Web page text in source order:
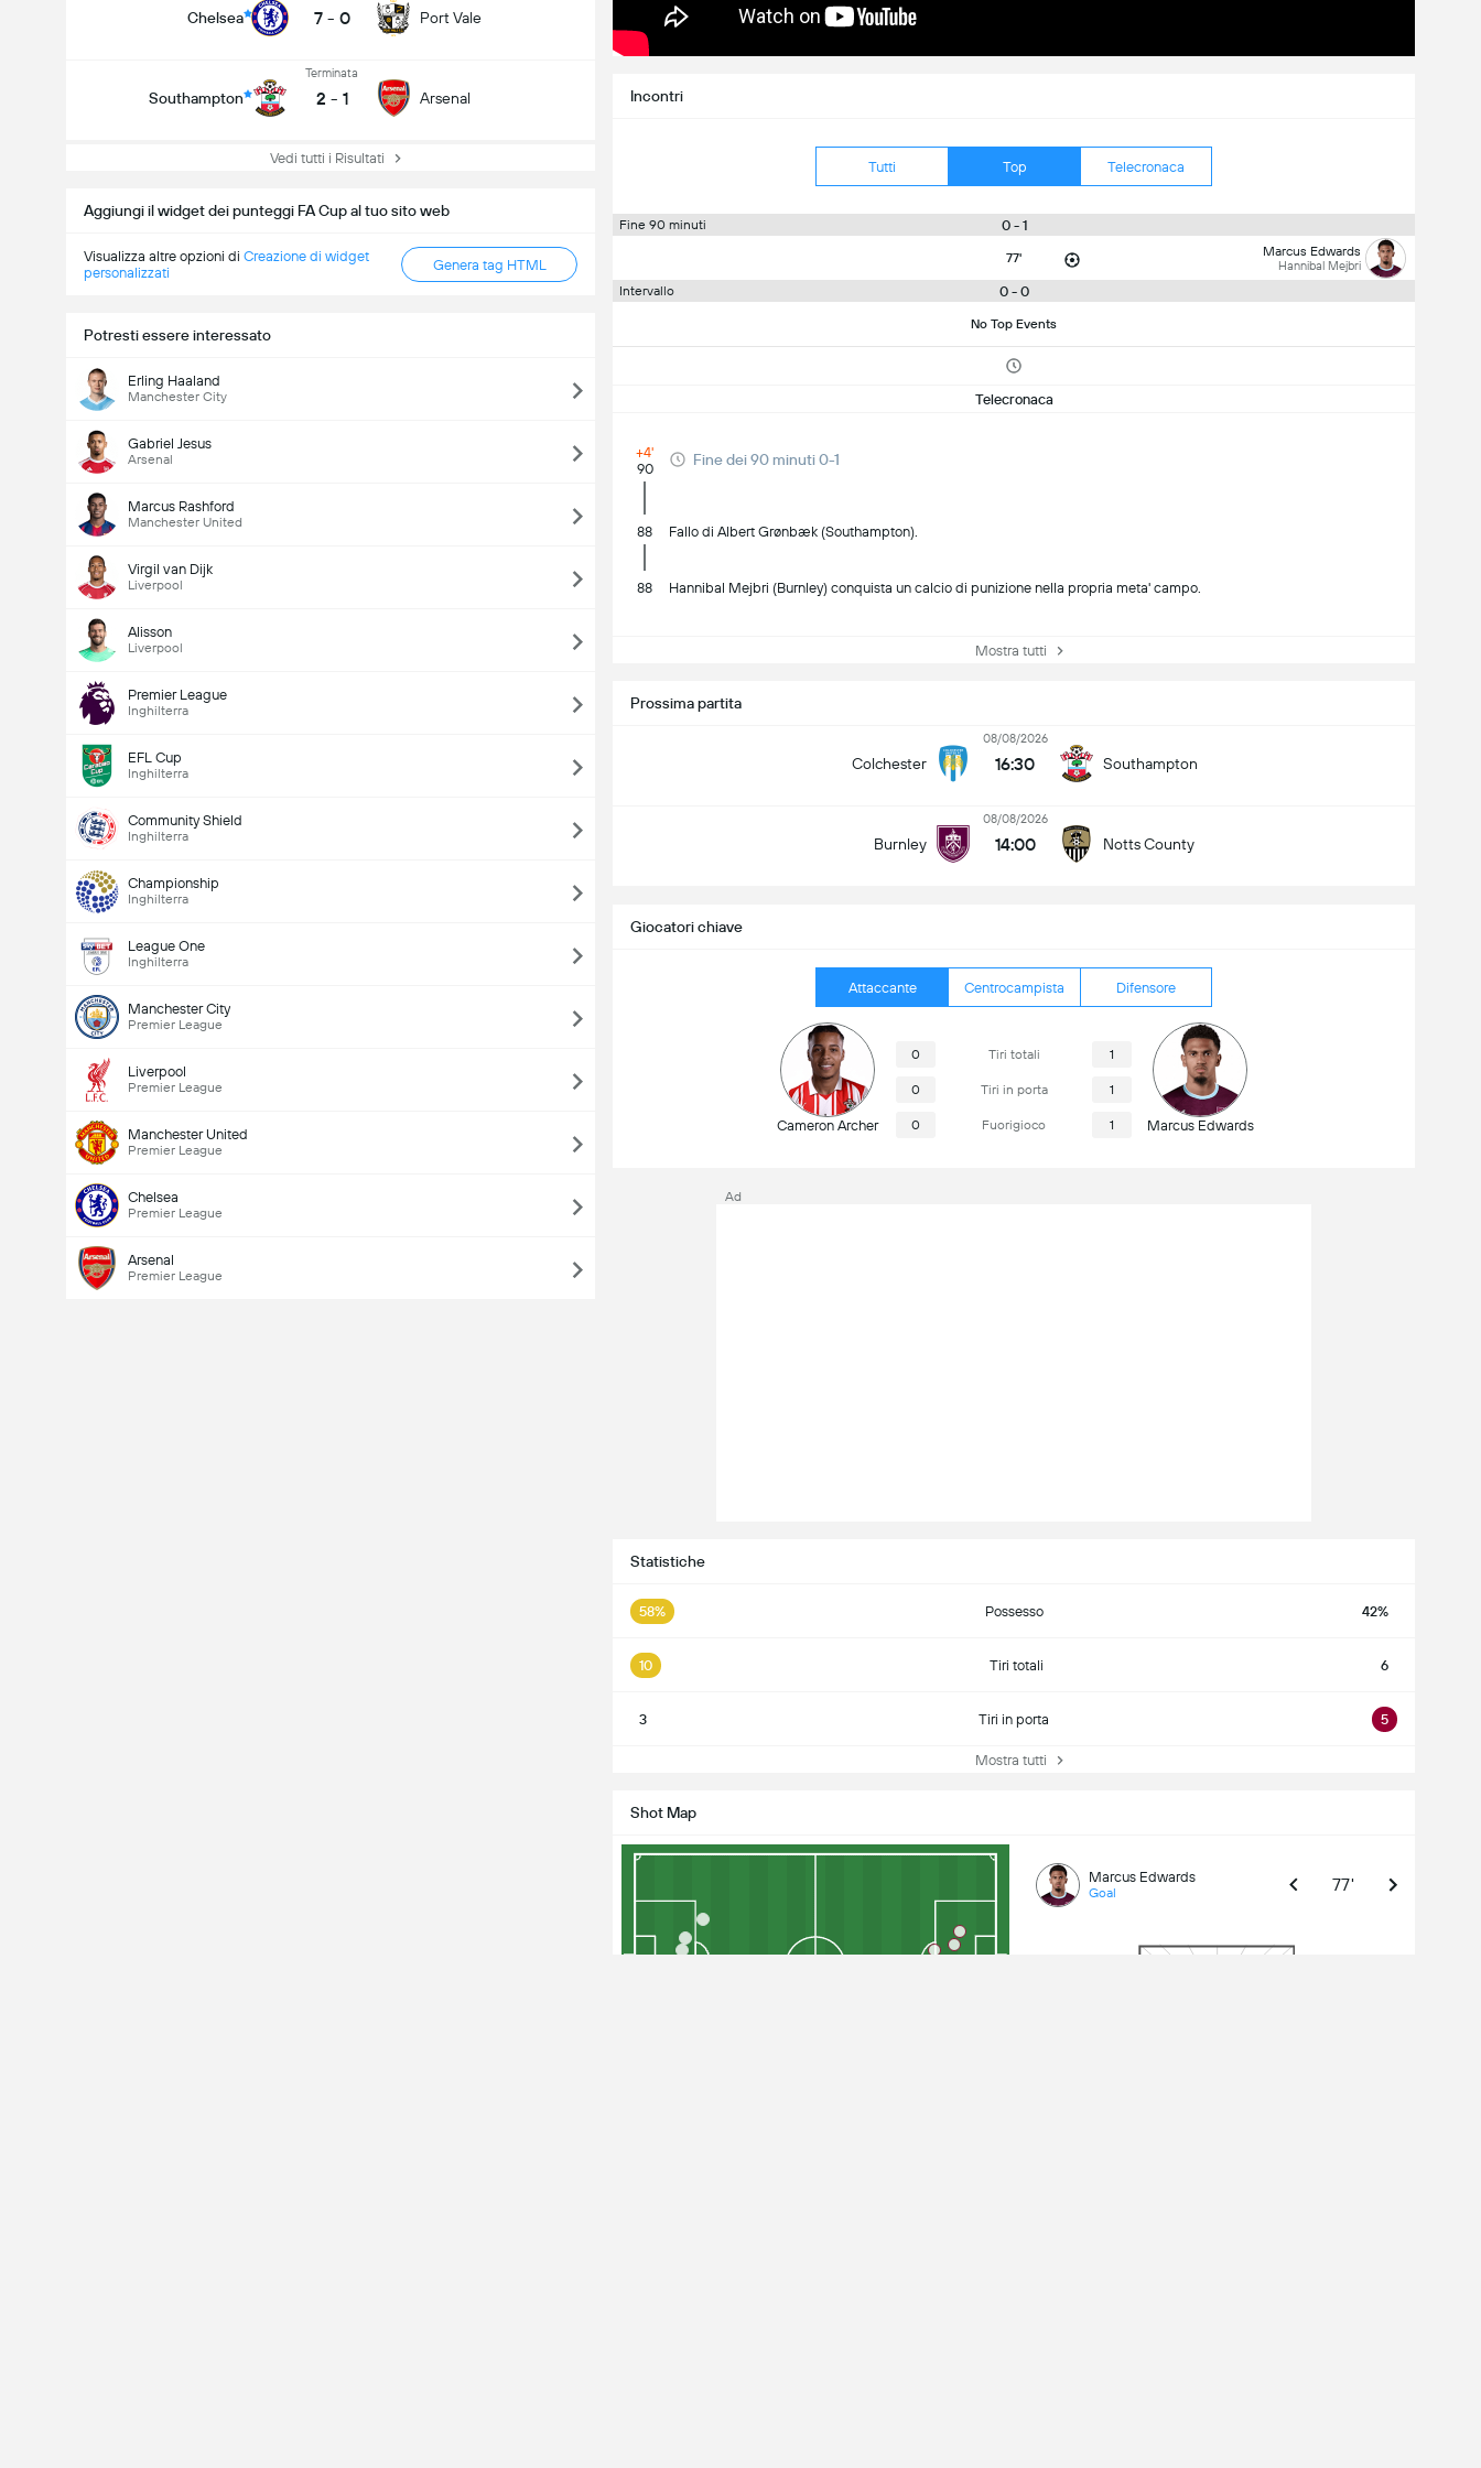
Chelsea 7 - 0 Port Vale
Southampton
Terminata
2 - 1 Arsenal
Vedi tutti i Risultati
Aggiungi il widget dei punteggi FA Cup al tuo sito web
Visualizza altre opzioni di Creazione di widget
personalizzati
Genera tag HTML
Potresti essere interessato
Erling Haaland
Manchester City
Gabriel Jesus
Arsenal
Marcus Rashford
Manchester United
Virgil van Dijk
Liverpool
Alisson
Liverpool
Premier League
Inghilterra
EFL Cup
Inghilterra
Community Shield
Inghilterra
Championship
Inghilterra
League One
Inghilterra
Manchester City
Premier League
Liverpool
Premier League
Manchester United
Premier League
Chelsea
Premier League
Arsenal
Premier League
Incontri
Tutti Top Telecronaca
Fine 90 minuti 0 - 1
77' Marcus Edwards
Hannibal Mejbri
Intervallo 0 - 0
No Top Events
Telecronaca
+4'
90
Fine dei 90 minuti 0-1
88 Fallo di Albert Grønbæk (Southampton).
88 Hannibal Mejbri (Burnley) conquista un calcio di punizione nella propria meta' campo.
Mostra tutti
Prossima partita
Colchester
08/08/2026
16:30 Southampton
Burnley
08/08/2026
14:00 Notts County
Giocatori chiave
Attaccante Centrocampista Difensore
Cameron Archer
0 Tiri totali 1
0 Tiri in porta 1
0 Fuorigioco 1 Marcus Edwards
Statistiche
58% Possesso 42%
10 Tiri totali 6
3 Tiri in porta 5
Mostra tutti
Shot Map
Marcus Edwards
Goal 77'
Ad